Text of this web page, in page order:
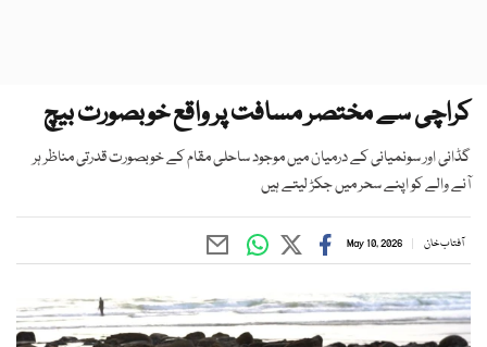
کراچی سے مختصر مسافت پر واقع خوبصورت بیچ
گڈانی اور سونمیانی کے درمیان میں موجود ساحلی مقام کے خوبصورت قدرتی مناظر ہر
آنے والے کو اپنے سحر میں جکڑ لیتے ہیں
آفتاب خان May 10, 2026